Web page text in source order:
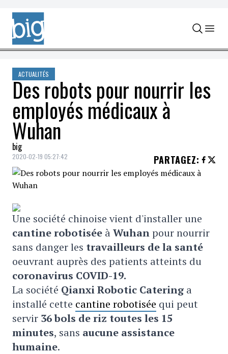
Skip to content
ACTUALITÉS
Des robots pour nourrir les
employés médicaux à
Wuhan
big
2020-02-19 05:27:42 PARTAGEZ:
Une société chinoise vient d'installer une
cantine robotisée àWuhanpour nourrir
sans danger les travailleurs de la santé
oeuvrant auprès des patients atteints du
coronavirus COVID-19.
La société Qianxi Robotic Catering a
installé cette cantine robotisée qui peut
servir 36 bols de riz toutes les 15
minutes, sans aucune assistance
humaine.